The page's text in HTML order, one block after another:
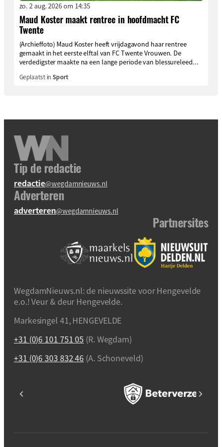
zo. 2 aug. 2026 om 14:35
Maud Koster maakt rentree in hoofdmacht FC
Twente
(Archieffoto) Maud Koster heeft vrijdagavond haar rentree
gemaakt in het eerste elftal van FC Twente Vrouwen. De
verdedigster maakte na een lange periode van blessureleed...
Geplaatst inSport
Tip de redactie
redactie@wegdamnieuws.nl
Adverteren
adverteren@wegdamnieuws.nl
Partnersites
WegdamNieuws.nl: de nieuwssite voor Hengevelde
e.o.! Veur & deur Hengevelde.
Markesingel 41, HENGEVELDE
+31 (0)6 101 751 05 (R. Wegdam)
+31 (0)6 303 832 46 (A. Schoneveld)